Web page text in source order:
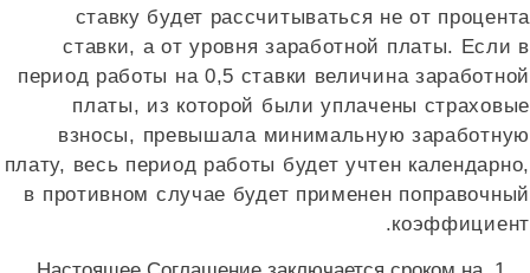
ставку будет рассчитываться не от
ставки, а от уровня заработной платы. Если
период работы на 0,5 ставки величина
платы, из которой были уплачены
взносы, превышала минимальную
плату, весь период работы будет учтен
в противном случае будет применен